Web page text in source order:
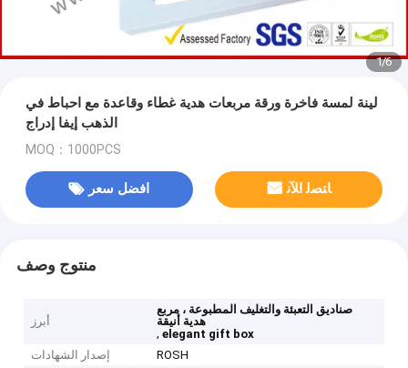
1/6
لينة لمسة فاخرة ورقة مربعات هدية غطاء وقاعدة مع احباط في
الذهب إيفا إدراج
MOQ：1000PCS
افضل سعر ﺎﺘﺼﻟ ﺍﻶﻧ
منتوج وصف
أبرز
صناديق التعبئة والتغليف المطبوعة ، مربع
هدية أنيقة
,elegant gift box
إصدار الشهادات
ROSH